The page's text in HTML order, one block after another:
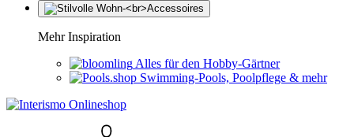
Mehr Inspiration
Alles für den Hobby-Gärtner
Swimming-Pools, Poolpflege & mehr